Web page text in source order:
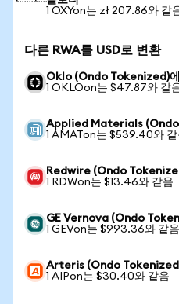
1 OXYon는 zł 207.86와 같
다른 RWA를 USD로 변환
Oklo (Ondo Tokenized)에
1 OKLOon는 $47.87와 같
Applied Materials (Ondo
1 AMATon는 $539.40와 같
Redwire (Ondo
1 RDWon는 $13.46와 같음
GE Vernova (Ondo
1 GEVon는 $993.36와 같음
Arteris (Ondo Tokenized)
1 AIPon는 $30.40와 같음